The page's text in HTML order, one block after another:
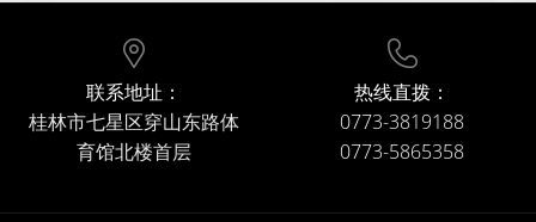
联系地址：
桂林市七星区穿山东路体
育馆北楼首层
热线直拨：
0773-3819188
0773-5865358